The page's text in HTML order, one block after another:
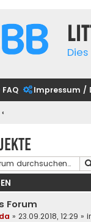
FAQ Impressum /
Forum
» 23.09.2018, 12:29 »